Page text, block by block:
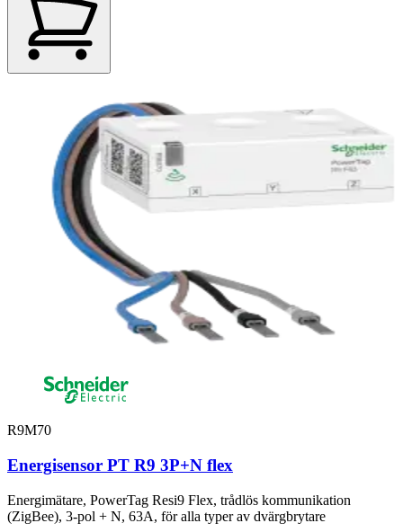
R9M70
Energisensor PT R9 3P+N flex
Energimätare, PowerTag Resi9 Flex, trådlös kommunikation
(ZigBee), 3-pol + N, 63A, för alla typer av dvärgbrytare